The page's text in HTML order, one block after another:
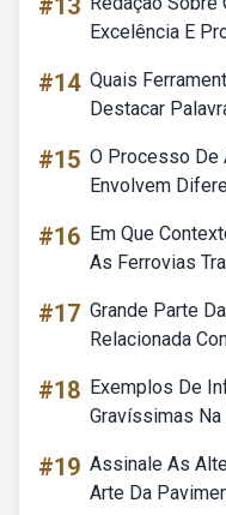
#13
Excelência E
#14 Quais
Destacar
#15 O Processo De
Envolvem
#16 Em Que
As Ferrovias
#17 Grande Parte
Relacionada
#18 Exemplos De
Gravíssimas
#19 Assinale As
Arte Da